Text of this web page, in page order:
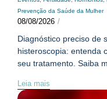
Prevenção da Saúde da Mulher
08/08/2026 /
Diagnóstico preciso de
histeroscopia: entenda
seu tratamento. Saiba
Leia mais